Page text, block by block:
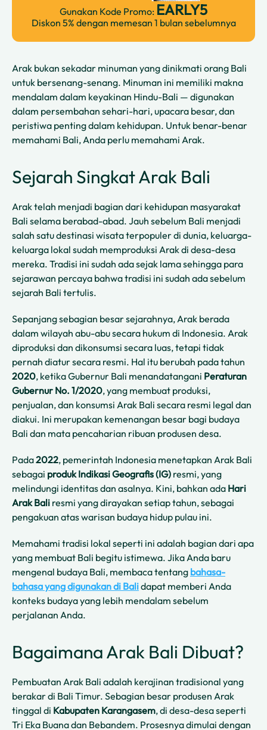
Gunakan Kode Promo: EARLY5
Diskon 5% dengan memesan 1 bulan sebelumnya
Arak bukan sekadar minuman yang dinikmati orang Bali
untuk bersenang-senang. Minuman ini memiliki makna
mendalam dalam keyakinan Hindu-Bali — digunakan
dalam persembahan sehari-hari, upacara besar, dan
peristiwa penting dalam kehidupan. Untuk benar-benar
memahami Bali, Anda perlu memahami Arak.
Sejarah Singkat Arak Bali
Arak telah menjadi bagian dari kehidupan masyarakat
Bali selama berabad-abad. Jauh sebelum Bali menjadi
salah satu destinasi wisata terpopuler di dunia, keluarga-
keluarga lokal sudah memproduksi Arak di desa-desa
mereka. Tradisi ini sudah ada sejak lama sehingga para
sejarawan percaya bahwa tradisi ini sudah ada sebelum
sejarah Bali tertulis.
Sepanjang sebagian besar sejarahnya, Arak berada
dalam wilayah abu-abu secara hukum di Indonesia. Arak
diproduksi dan dikonsumsi secara luas, tetapi tidak
pernah diatur secara resmi. Hal itu berubah pada tahun
2020, ketika Gubernur Bali menandatangani Peraturan
Gubernur No. 1/2020, yang membuat produksi,
penjualan, dan konsumsi Arak Bali secara resmi legal dan
diakui. Ini merupakan kemenangan besar bagi budaya
Bali dan mata pencaharian ribuan produsen desa.
Pada2022, pemerintah Indonesia menetapkan Arak Bali
sebagai produk Indikasi Geografis (IG) resmi, yang
melindungi identitas dan asalnya. Kini, bahkan ada Hari
Arak Bali resmi yang dirayakan setiap tahun, sebagai
pengakuan atas warisan budaya hidup pulau ini.
Memahami tradisi lokal seperti ini adalah bagian dari apa
yang membuat Bali begitu istimewa. Jika Anda baru
mengenal budaya Bali, membaca tentang bahasa-
bahasa yang digunakan di Balidapat memberi Anda
konteks budaya yang lebih mendalam sebelum
perjalanan Anda.
Bagaimana Arak Bali Dibuat?
Pembuatan Arak Bali adalah kerajinan tradisional yang
berakar di Bali Timur. Sebagian besar produsen Arak
tinggal di Kabupaten Karangasem, di desa-desa seperti
Tri Eka Buana dan Bebandem. Prosesnya dimulai dengan